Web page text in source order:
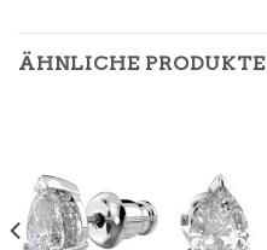
ÄHNLICHE PRODUKTE